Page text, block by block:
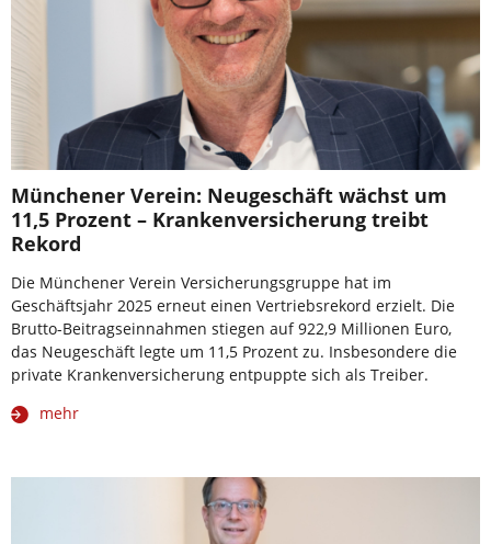
Münchener Verein: Neugeschäft wächst um
11,5 Prozent – Krankenversicherung treibt
Rekord
Die Münchener Verein Versicherungsgruppe hat im
Geschäftsjahr 2025 erneut einen Vertriebsrekord erzielt. Die
Brutto-Beitragseinnahmen stiegen auf 922,9 Millionen Euro,
das Neugeschäft legte um 11,5 Prozent zu. Insbesondere die
private Krankenversicherung entpuppte sich als Treiber.
mehr